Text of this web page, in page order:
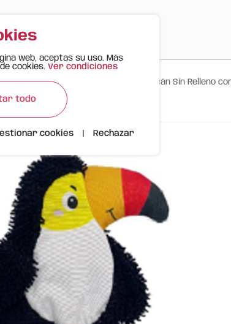
Juguete Resistente para Perros – Tucán Sin Relleno
web, aceptas su uso. Más
cookies. Ver condiciones
todo
cookies Rechazar